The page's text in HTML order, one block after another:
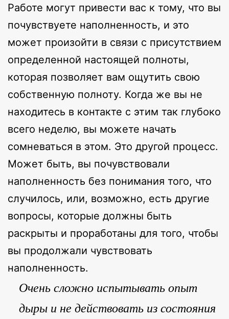
Работе могут привести вас к тому, что вы
почувствуете наполненность, и это
может произойти в связи с присутствием
определенной настоящей полноты,
которая позволяет вам ощутить свою
собственную полноту. Когда же вы не
находитесь в контакте с этим так глубоко
всего неделю, вы можете начать
сомневаться в этом. Это другой процесс.
Может быть, вы почувствовали
наполненность без понимания того, что
случилось, или, возможно, есть другие
вопросы, которые должны быть
раскрыты и проработаны для того, чтобы
вы продолжали чувствовать
наполненность.
Очень сложно испытывать опыт
дыры и не действовать из состояния